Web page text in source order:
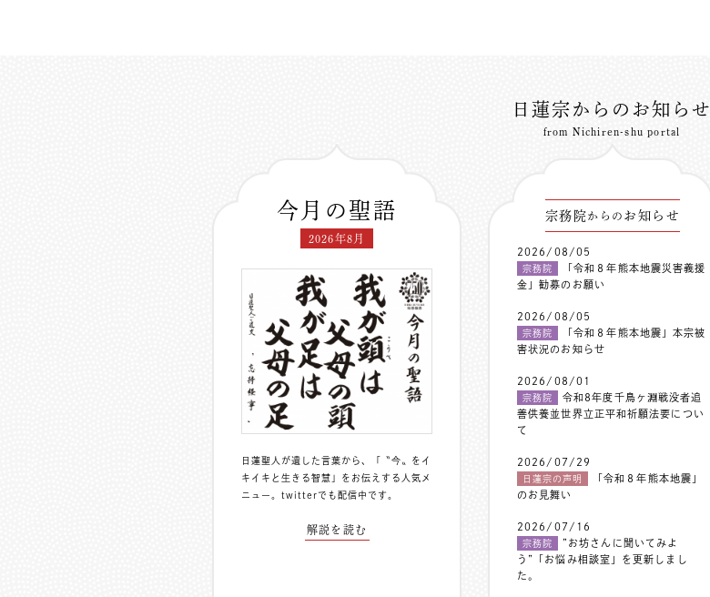
日蓮宗からのお知らせ
from Nichiren-shu portal
今月の聖語
2026年8月
日蓮聖人が遺した言葉から、「〝今〟をイ
キイキと生きる智慧」をお伝えする人気メ
ニュー。 twitterでも配信中 です。
解説を読む
宗務院からの お知らせ
2026/08/05
宗務院
「令和８年熊本地震災害義援
金」勧募のお願い
2026/08/05
宗務院
「令和８年熊本地震」本宗被
害状況のお知らせ
2026/08/01
宗務院
令和8年度千鳥ヶ淵戦没者追
善供養並世界立正平和祈願法要につい
て
2026/07/29
日蓮宗の声明
「令和８年熊本地震」
のお見舞い
2026/07/16
宗務院
”お坊さんに聞いてみよ
う”「お悩み相談室」を更新しまし
た。